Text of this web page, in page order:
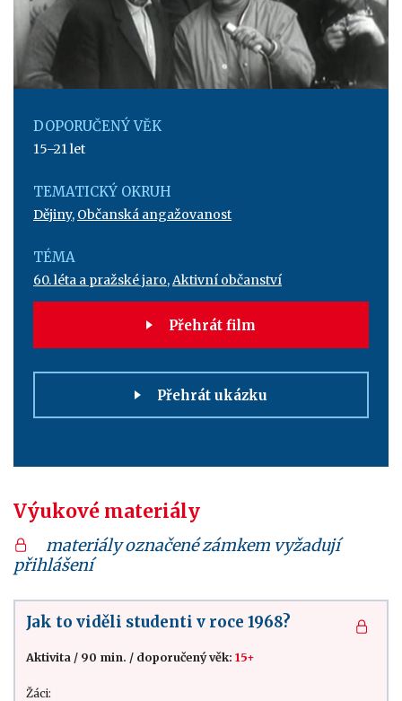
DOPORUČENÝ VĚK
15–21 let
TEMATICKÝ OKRUH
Dějiny, Občanská angažovanost
TÉMA
60. léta a pražské jaro,Aktivní občanství
Přehrát film
Přehrát ukázku
Výukové materiály
materiály označené zámkem vyžadují
přihlášení
Jak to viděli studenti v roce 1968?
Aktivita / 90 min. / doporučený věk: 15+
Žáci: